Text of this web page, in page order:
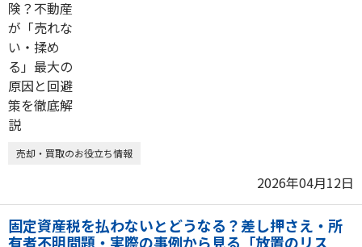
売却・買取のお役立ち情報
2026年04月12日
固定資産税を払わないとどうなる？差し押さえ・所
有者不明問題・実際の事例から見る「放置のリス